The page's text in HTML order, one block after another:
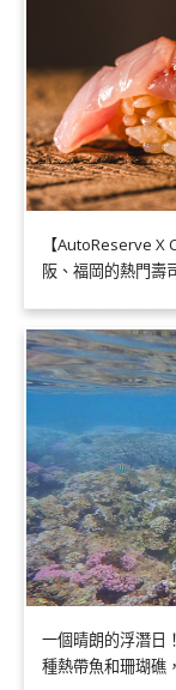
【AutoReserve X
阪、福岡的熱門壽
一個晴朗的浮潛日
種熱帶魚和珊瑚礁